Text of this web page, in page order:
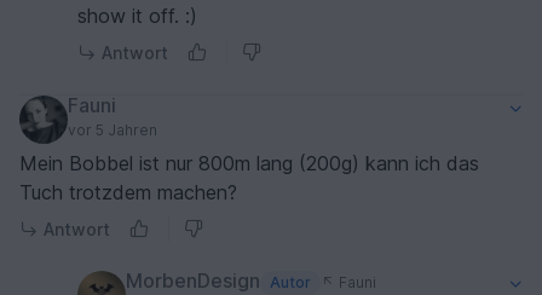
show it off. :)
Antwort
Fauni
vor 5 Jahren
Mein Bobbel ist nur 800m lang (200g) kann ich das
Tuch trotzdem machen?
Antwort
MorbenDesign Autor
Fauni